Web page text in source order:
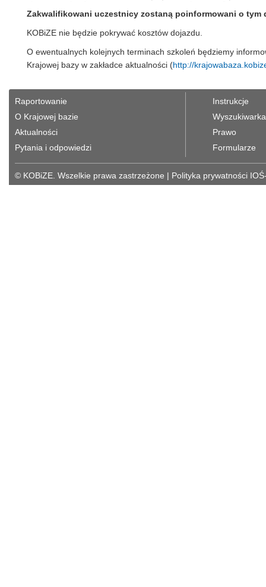
Zakwalifikowani uczestnicy zostaną poinformowani o tym
KOBiZE nie będzie pokrywać kosztów dojazdu.
O ewentualnych kolejnych terminach szkoleń będziemy
Krajowej bazy w zakładce aktualności (http://
Raportowanie
O Krajowej bazie
Aktualności
Pytania i odpowiedzi
Instrukcje
Prawo
Formularze
© KOBiZE. Wszelkie prawa zastrzeżone | Polityka prywatności